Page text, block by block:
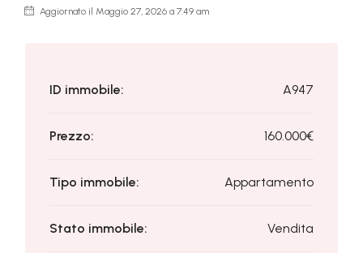
Aggiornato il Maggio 27, 2026 a 7:49 am
ID immobile: A947
Prezzo: 160.000€
Tipo immobile: Appartamento
Stato immobile: Vendita